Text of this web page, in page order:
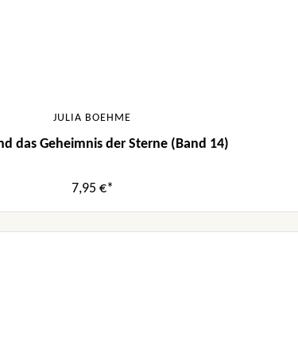
JULIA BOEHME
das Geheimnis der Sterne (Band 14)
7,95 €*